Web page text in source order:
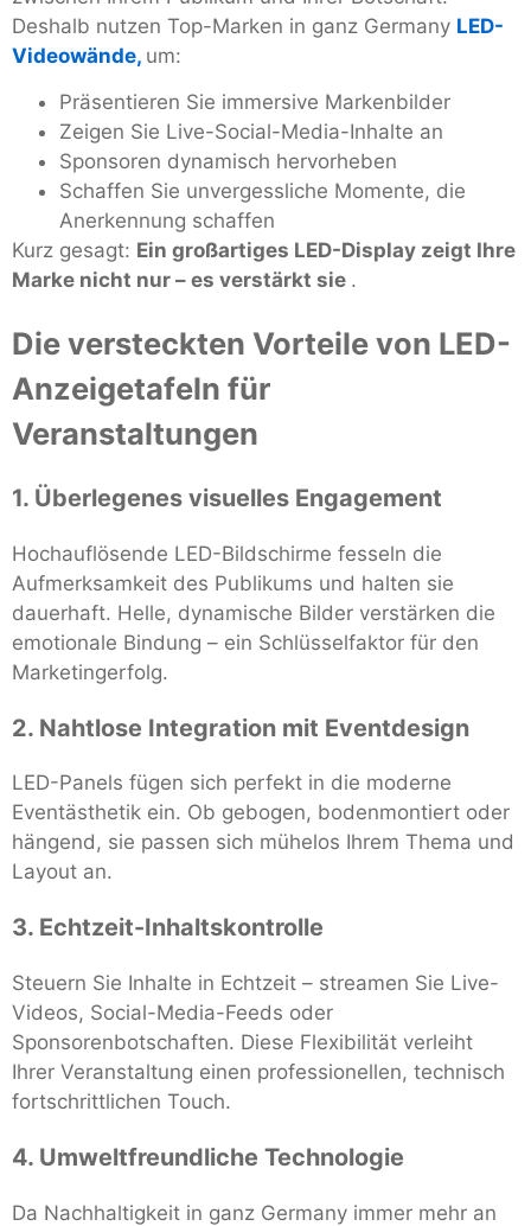
Deshalb nutzen Top-Marken in ganz Germany LED-
Videowände, um:
Präsentieren Sie immersive Markenbilder
Zeigen Sie Live-Social-Media-Inhalte an
Sponsoren dynamisch hervorheben
Schaffen Sie unvergessliche Momente, die
Anerkennung schaffen
Kurz gesagt: Ein großartiges LED-Display zeigt Ihre
Marke nicht nur – es verstärkt sie .
Die versteckten Vorteile von LED-
Anzeigetafeln für
Veranstaltungen
1. Überlegenes visuelles Engagement
Hochauflösende LED-Bildschirme fesseln die
Aufmerksamkeit des Publikums und halten sie
dauerhaft. Helle, dynamische Bilder verstärken die
emotionale Bindung – ein Schlüsselfaktor für den
Marketingerfolg.
2. Nahtlose Integration mit Eventdesign
LED-Panels fügen sich perfekt in die moderne
Eventästhetik ein. Ob gebogen, bodenmontiert oder
hängend, sie passen sich mühelos Ihrem Thema und
Layout an.
3. Echtzeit-Inhaltskontrolle
Steuern Sie Inhalte in Echtzeit – streamen Sie Live-
Videos, Social-Media-Feeds oder
Sponsorenbotschaften. Diese Flexibilität verleiht
Ihrer Veranstaltung einen professionellen, technisch
fortschrittlichen Touch.
4. Umweltfreundliche Technologie
Da Nachhaltigkeit in ganz Germany immer mehr an